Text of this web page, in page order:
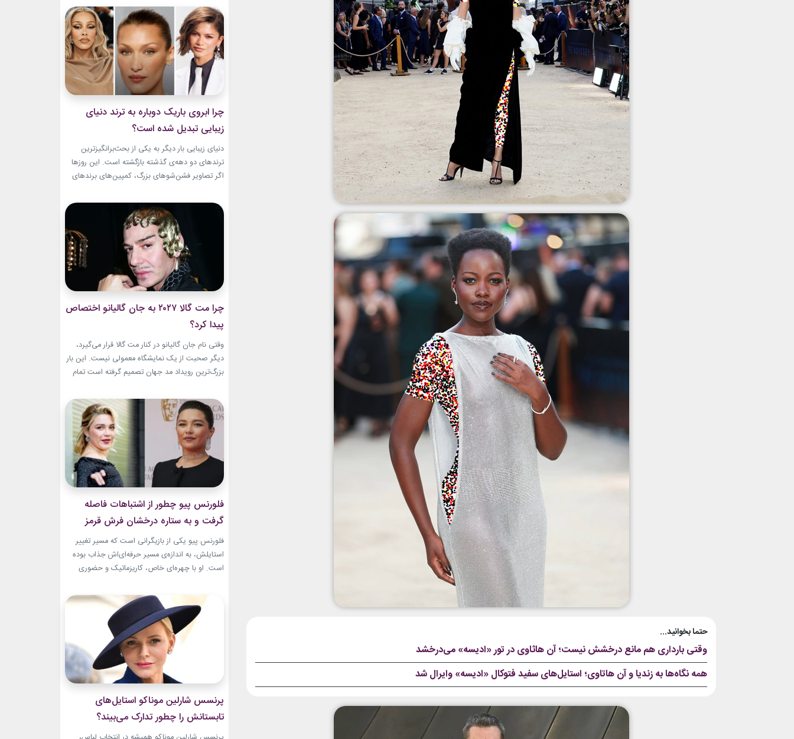
حتما بخوانید...
وقتی بارداری هم مانع درخشش نیست؛ آن هاثاوی در تور «ادیسه» می‌درخشد
همه نگاه‌ها به زندیا و آن هاتاوی؛ استایل‌های سفید فتوکال «ادیسه» وایرال شد
و میراث هنری خود الهام‌بخش هستند. بازیگران زن
مسن سینما ثابت کرده‌اند که جذابیت واقعی تنها به
سال‌های جوانی محدود...
چرا ابروی باریک دوباره به ترند دنیای
زیبایی تبدیل شده است؟
دنیای زیبایی بار دیگر به یکی از بحث‌برانگیزترین
ترندهای دو دهه‌ی گذشته بازگشته است. این روزها
اگر تصاویر فشن‌شوهای بزرگ، کمپین‌های برندهای
حضور ابروی باریک مدرن را به‌وضوح خواهید دید. با
این حال، این بازگشت شباهت چندانی به ابروهای
بسیار نازک دهه ۱۹۹۰ و اوایل دهه...
چرا مت گالا ۲۰۲۷ به جان گالیانو اختصاص
پیدا کرد؟
وقتی نام جان گالیانو در کنار مت گالا قرار می‌گیرد،
دیگر صحبت از یک نمایشگاه معمولی نیست. این بار
بزرگ‌ترین رویداد مد جهان تصمیم گرفته است تمام
طراحان تاریخ را به تصویر بکشد. نمایشگاه John
Galliano: Horizons که با عنوان «افق‌های جان
گالیانو» شناخته می‌شود، فقط مرور لباس‌های...
فلورنس پیو چطور از اشتباهات فاصله
گرفت و به ستاره درخشان فرش قرمز
تبدیل شد؟
فلورنس پیو یکی از بازیگرانی است که مسیر تغییر
استایلش، به اندازه‌ی مسیر حرفه‌ای‌اش جذاب بوده
است. او با چهره‌ای خاص، کاریزماتیک و حضوری
سال‌های ابتدایی فعالیتش هنوز زبان شخصی خود را
در مد پیدا نکرده بود.لینک پیشنهادیگیاهان
آپارتمانیخرید اکسسوری و زیورآلات نقرهجدیدترین
پرنسس شارلین موناکو استایل‌های
تابستانش را چطور تدارک می‌بیند؟